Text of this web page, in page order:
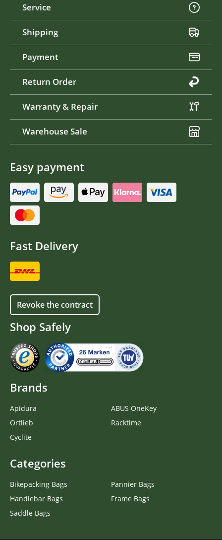
Service
Shipping
Payment
Return Order
Warranty & Repair
Warehouse Sale
Easy payment
Fast Delivery
Revoke the contract
Shop Safely
Brands
Apidura
Ortlieb
Cyclite
ABUS OneKey
Racktime
Categories
Bikepacking Bags
Handlebar Bags
Saddle Bags
Pannier Bags
Frame Bags